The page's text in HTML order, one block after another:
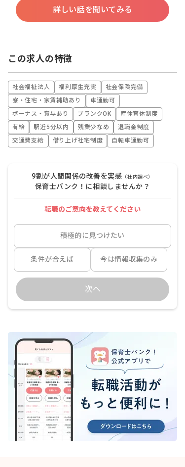
詳しい話を聞いてみる
この求人の特徴
社会福祉法人 福利厚生充実
社会保険完備
寮・住宅・家賃補助あり
車通勤可
ボーナス・賞与あり
ブランクOK
産休育休制度
有給
駅近5分以内 残業少なめ
退職金制度
交通費支給
借り上げ社宅制度 自転車通勤可
9割が人間関係の改善を実感 （社内調べ）
保育士バンク！に相談しませんか？
転職のご意向を教えてください
積極的に見つけたい
条件が合えば 今は情報収集のみ
次へ